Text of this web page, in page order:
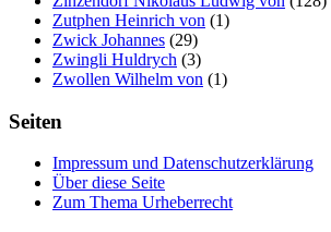
Zutphen Heinrich von (1)
Zwick Johannes (29)
Zwingli Huldrych (3)
Zwollen Wilhelm von (1)
Seiten
Impressum und Datenschutzerklärung
Über diese Seite
Zum Thema Urheberrecht